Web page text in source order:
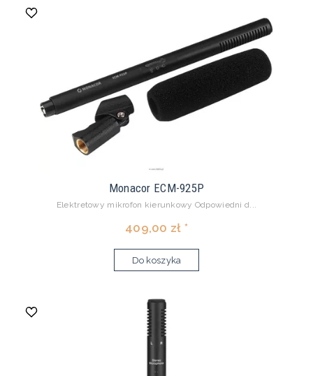
Monacor ECM-925P
Elektretowy mikrofon kierunkowy Odpowiedni d...
409,00 zł *
Do koszyka